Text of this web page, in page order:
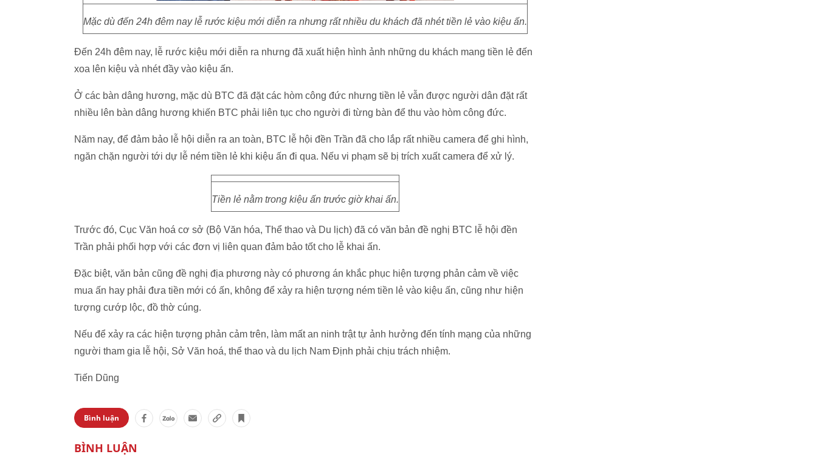
Mặc dù đến 24h đêm nay lễ rước kiệu mới diễn ra nhưng rất nhiều du khách đã nhét tiền lẻ vào kiệu ấn.
Đến 24h đêm nay, lễ rước kiệu mới diễn ra nhưng đã xuất hiện hình ảnh những du khách mang tiền lẻ đến
xoa lên kiệu và nhét đầy vào kiệu ấn.
Ở các bàn dâng hương, mặc dù BTC đã đặt các hòm công đức nhưng tiền lẻ vẫn được người dân đặt rất
nhiều lên bàn dâng hương khiến BTC phải liên tục cho người đi từng bàn để thu vào hòm công đức.
Năm nay, để đảm bảo lễ hội diễn ra an toàn, BTC lễ hội đền Trần đã cho lắp rất nhiều camera để ghi hình,
ngăn chặn người tới dự lễ ném tiền lẻ khi kiệu ấn đi qua. Nếu vi phạm sẽ bị trích xuất camera để xử lý.
Tiền lẻ nằm trong kiệu ấn trước giờ khai ấn.
Trước đó, Cục Văn hoá cơ sở (Bộ Văn hóa, Thể thao và Du lịch) đã có văn bản đề nghị BTC lễ hội đền
Trần phải phối hợp với các đơn vị liên quan đảm bảo tốt cho lễ khai ấn.
Đặc biệt, văn bản cũng đề nghị địa phương này có phương án khắc phục hiện tượng phản cảm về việc
mua ấn hay phải đưa tiền mới có ấn, không để xảy ra hiện tượng ném tiền lẻ vào kiệu ấn, cũng như hiện
tượng cướp lộc, đồ thờ cúng.
Nếu để xảy ra các hiện tượng phản cảm trên, làm mất an ninh trật tự ảnh hưởng đến tính mạng của những
người tham gia lễ hội, Sở Văn hoá, thể thao và du lịch Nam Định phải chịu trách nhiệm.
Tiến Dũng
Bình luận